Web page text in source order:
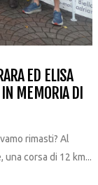
ED ELISA
IN MEMORIA DI
rimasti? Al
corsa di 12 km...